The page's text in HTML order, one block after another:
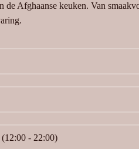
Afghaanse keuken. Van